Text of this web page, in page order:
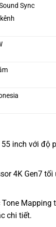
Sync
inch với độ
4K Gen7
Tone Mapping
chi tiết.